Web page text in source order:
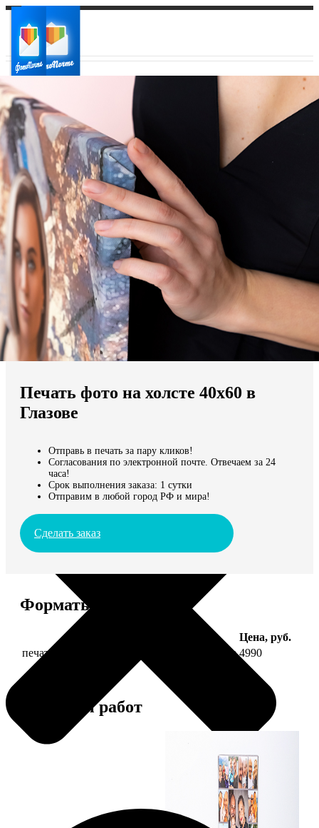
Ваш город:
Ваш регион доставки
Выберите из списка:
Мы доставляем по всему миру
Продолжить без города
Печать фото на холсте 40х60 в
Глазове
Отправь в печать за пару кликов!
Согласования по электронной почте. Отвечаем за 24
часа!
Срок выполнения заказа: 1 сутки
Отправим в любой город РФ и мира!
Сделать заказ
Форматы и цены
Цена, руб.
печать фото на холсте 40х60 на подрамнике 4990
Примеры работ